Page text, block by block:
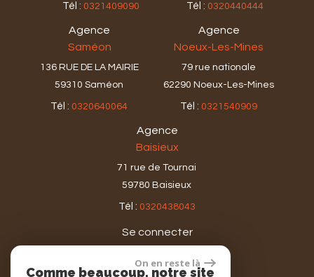
Tél : 0321409090 Tél : 0320440444
Agence
Saméon
136 RUE DE LA MAIRIE
59310 Saméon
Tél : 0320640064
Agence
Noeux-Les-Mines
79 rue nationale
62290 Noeux-Les-Mines
Tél : 0321540909
Agence
Baisieux
71 rue de Tournai
59780 Baisieux
Tél : 0320438043
Se connecter
On en reste là
Comme beaucoup, notre site